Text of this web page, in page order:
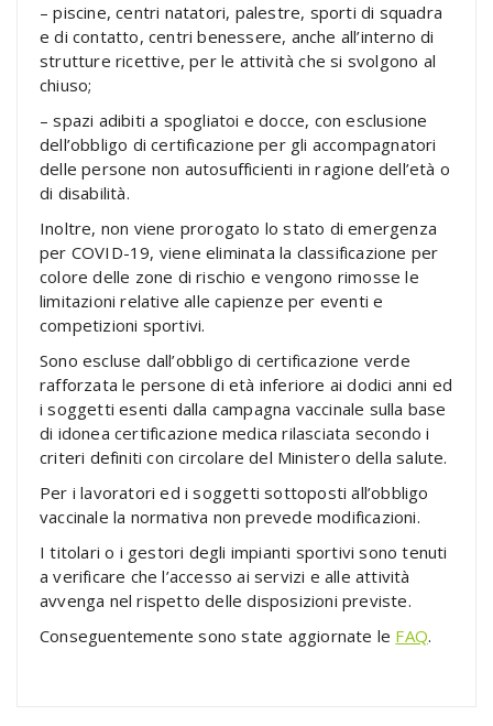
– piscine, centri natatori, palestre, sporti di squadra
e di contatto, centri benessere, anche all’interno di
strutture ricettive, per le attività che si svolgono al
chiuso;
– spazi adibiti a spogliatoi e docce, con esclusione
dell’obbligo di certificazione per gli accompagnatori
delle persone non autosufficienti in ragione dell’età o
di disabilità.
Inoltre, non viene prorogato lo stato di emergenza
per COVID-19, viene eliminata la classificazione per
colore delle zone di rischio e vengono rimosse le
limitazioni relative alle capienze per eventi e
competizioni sportivi.
Sono escluse dall’obbligo di certificazione verde
rafforzata le persone di età inferiore ai dodici anni ed
i soggetti esenti dalla campagna vaccinale sulla base
di idonea certificazione medica rilasciata secondo i
criteri definiti con circolare del Ministero della salute.
Per i lavoratori ed i soggetti sottoposti all’obbligo
vaccinale la normativa non prevede modificazioni.
I titolari o i gestori degli impianti sportivi sono tenuti
a verificare che l’accesso ai servizi e alle attività
avvenga nel rispetto delle disposizioni previste.
Conseguentemente sono state aggiornate le FAQ.